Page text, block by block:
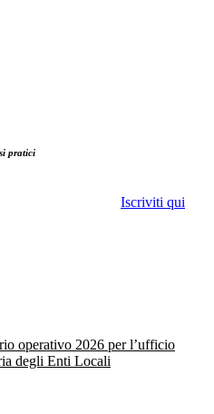
pratici
Iscriviti qui
operativo 2026 per l’ufficio
degli Enti Locali